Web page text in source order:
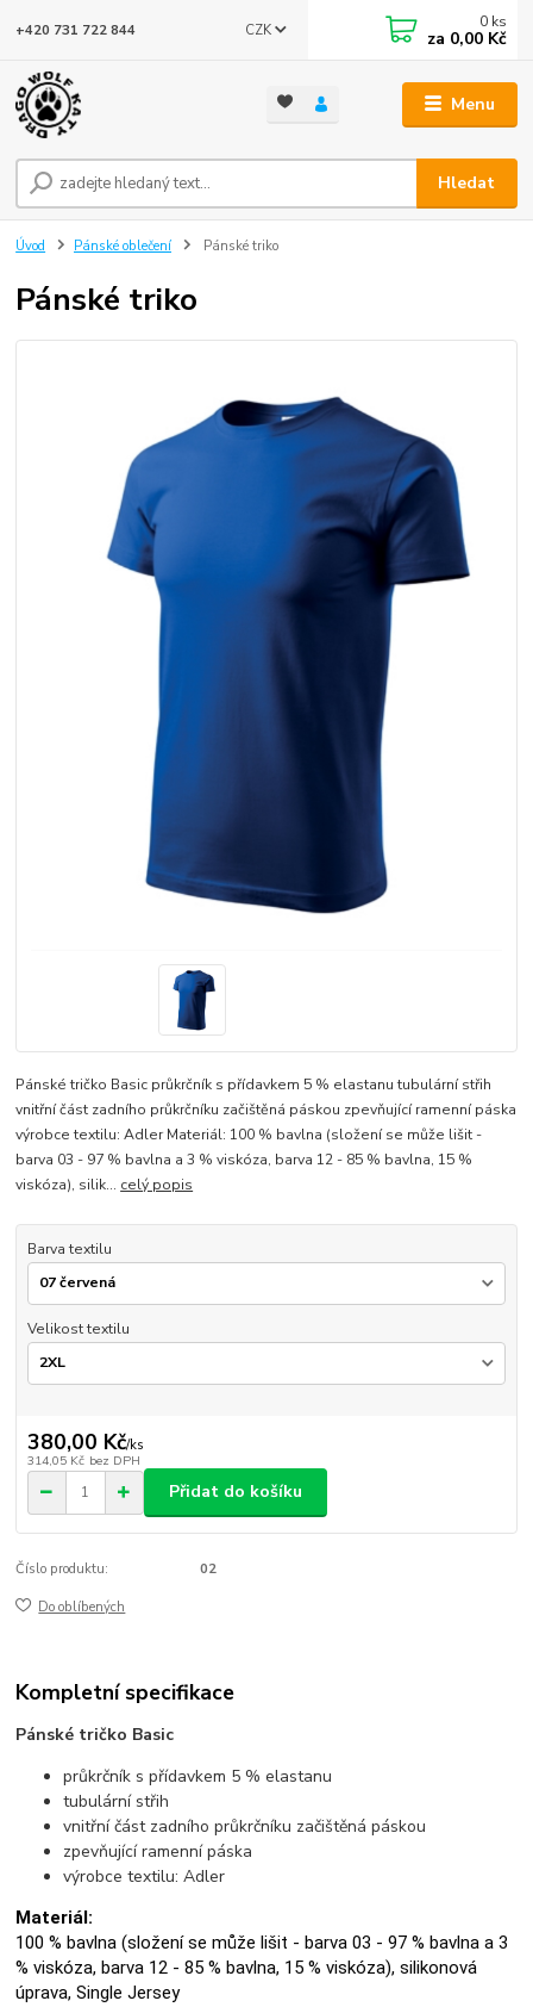
Menu
CZK
Hledat
+420 731 722 844 0 ks
za 0,00 Kč
Úvod Pánské oblečení Pánské triko
Pánské triko
Pánské tričko Basic průkrčník s přídavkem 5 % elastanu tubulární střih
vnitřní část zadního průkrčníku začištěná páskou zpevňující ramenní páska
výrobce textilu: Adler Materiál: 100 % bavlna (složení se může lišit -
barva 03 - 97 % bavlna a 3 % viskóza, barva 12 - 85 % bavlna, 15 %
viskóza), silik... celý popis
Barva textilu
Velikost textilu
380,00 Kč/ks
314,05 Kč bez DPH
Přidat do košíku
Číslo produktu: 02
Do oblíbených
Kompletní specifikace
Pánské tričko Basic
průkrčník s přídavkem 5 % elastanu
tubulární střih
vnitřní část zadního průkrčníku začištěná páskou
zpevňující ramenní páska
výrobce textilu: Adler
Materiál:
100 % bavlna (složení se může lišit - barva 03 - 97 % bavlna a 3
% viskóza, barva 12 - 85 % bavlna, 15 % viskóza), silikonová
úprava, Single Jersey